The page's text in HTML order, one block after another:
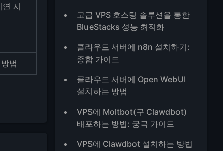
시
법
고급 VPS 호스팅 솔루션을 통한
BlueStacks 성능 최적화
클라우드 서버에 n8n 설치하기:
종합 가이드
클라우드 서버에 Open WebUI
설치하는 방법
VPS에 Moltbot(구 Clawdbot)
배포하는 방법: 궁극 가이드
VPS에 Clawdbot 설치하는 방법